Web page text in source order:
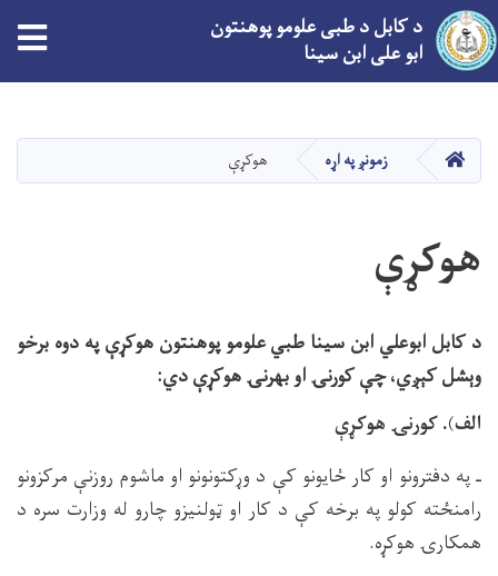
دانګل
د کابل د طبی علومو پوهنتون
ابو علی ابن سینا
کور زمونږ په اړه هوکړې
هوکړې
د کابل ابوعلي ابن سینا طبي علومو پوهنتون هوکړې په دوه برخو
وېشل کېږي، چې کورنۍ او بهرنۍ هوکړې دي:
الف). کورنۍ هوکړې
ـ په دفترونو او کار ځایونو کې د وړکتونونو او ماشوم روزنې مرکزونو
رامنځته کولو په برخه کې د کار او ټولنیزو چارو له وزارت سره د
همکارۍ هوکړه.